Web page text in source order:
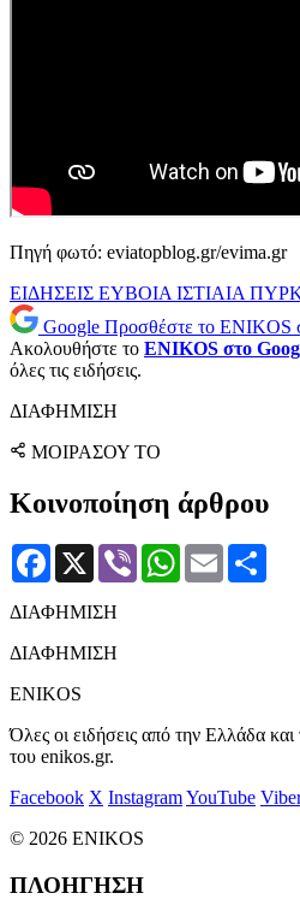
Πηγή φωτό: eviatopblog.gr/evima.gr
ΕΙΔΗΣΕΙΣ ΕΥΒΟΙΑΙΣΤΙΑΙΑ
Google Προσθέστε το ENIKOS
Ακολουθήστε το ENIKOS στο
όλες τις ειδήσεις.
ΔΙΑΦΗΜΙΣΗ
ΜΟΙΡΑΣΟΥ ΤΟ
Κοινοποίηση άρθρου
Facebook
X Viber WhatsApp
Email
ΔΙΑΦΗΜΙΣΗ
ΔΙΑΦΗΜΙΣΗ
ENIKOS
Όλες οι ειδήσεις από την Ελλάδα
του enikos.gr.
Facebook X InstagramYouTube
© 2026 ENIKOS
ΠΛΟΗΓΗΣΗ